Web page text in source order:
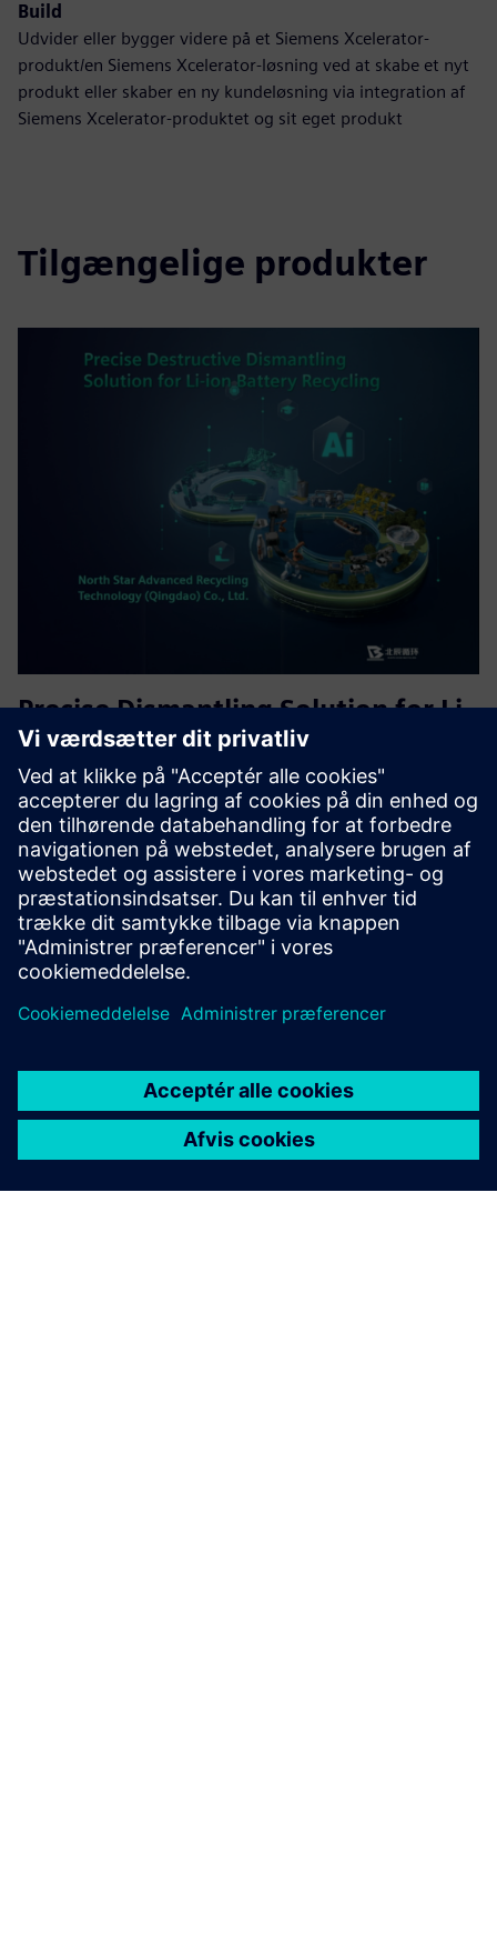
Build
Udvider eller bygger videre på et Siemens Xcelerator-
produkt/en Siemens Xcelerator-løsning ved at skabe et nyt
produkt eller skaber en ny kundeløsning via integration af
Siemens Xcelerator-produktet og sit eget produkt
Tilgængelige produkter
Precise Dismantling Solution for Li-
ion Battery Recycling
Præcis demonteringsløsning, opnåelse af visuel vejledning
til demonteringsprocessen af pensionerede batterier, tidlig
advarsel om farlige operationer, samarbejde mellem
mennesker og maskiner og forbedring af
produktionseffektivite...
Få mere at vide